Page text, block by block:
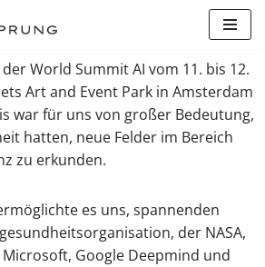
World Summit AI vom 11. bis 12.
Art and Event Park in Amsterdam
war für uns von großer Bedeutung,
hatten, neue Felder im Bereich
zu erkunden.
es uns, spannenden
der NASA,
Microsoft, Google Deepmind und